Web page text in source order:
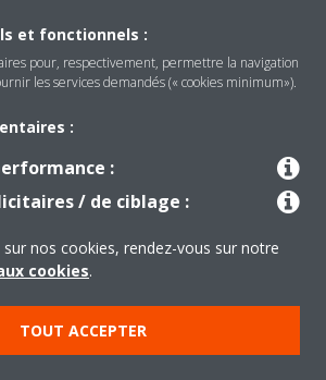
et fonctionnels :
pour, respectivement, permettre la navigation
les services demandés (« cookies minimum»).
:
:
/ de ciblage :
nos cookies, rendez-vous sur notre
cookies.
TOUT ACCEPTER